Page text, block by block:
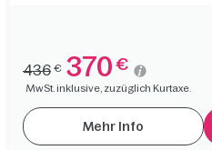
436 € 370 €
MwSt. inklusive, zuzüglich Kurtaxe.
Mehr Info